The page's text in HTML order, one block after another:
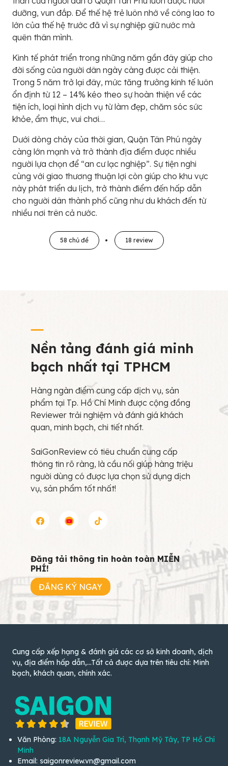
dưỡng, vun đắp. Để thế hệ trẻ luôn nhớ về công lao to
lớn của thế hệ trước đã vì sự nghiệp giữ nước mà
quên thân mình.
Kinh tế phát triển trong những năm gần đây giúp cho
đời sống của người dân ngày càng được cải thiện.
Trong 5 năm trở lại đây, mức tăng trưởng kinh tế luôn
ổn định từ 12 – 14% kéo theo sự hoàn thiện về các
tiện ích, loại hình dịch vụ từ làm đẹp, chăm sóc sức
khỏe, ẩm thực, vui chơi…
Dưới dòng chảy của thời gian, Quận Tân Phú ngày
càng lớn mạnh và trở thành địa điểm được nhiều
người lựa chọn để “an cư lạc nghiệp”. Sự tiện nghi
cùng với giao thương thuận lợi còn giúp cho khu vực
này phát triển du lịch, trở thành điểm đến hấp dẫn
cho người dân thành phố cũng như du khách đến từ
nhiều nơi trên cả nước.
58 chủ đề 18 review
Nền tảng đánh giá minh
bạch nhất tại TPHCM
Hàng ngàn điểm cung cấp dịch vụ, sản
phẩm tại Tp. Hồ Chí Minh được cộng đồng
Reviewer trải nghiệm và đánh giá khách
quan, minh bạch, chi tiết nhất.
SaiGonReview có tiêu chuẩn cung cấp
thông tin rõ ràng, là cầu nối giúp hàng triệu
người dùng có được lựa chọn sử dụng dịch
vụ, sản phẩm tốt nhất!
Đăng tải thông tin hoàn toàn MIỄN
PHÍ!
ĐĂNG KÝ NGAY
Cung cấp xếp hạng & đánh giá các cơ sở kinh doanh, dịch
vụ, địa điểm hấp dẫn,...Tất cả được dựa trên tiêu chí: Minh
bạch, khách quan, chính xác.
Văn Phòng: 18A Nguyễn Gia Trí, Thạnh Mỹ Tây, TP Hồ Chí
Minh
Email: saigonreview.vn@gmail.com